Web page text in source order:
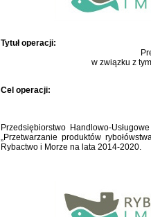
Tytuł operacji:
w związku z
Cel operacji:
Przedsiębiorstwo Handlowo-
„Przetwarzanie produktów
Rybactwo i Morze na lata 2014-2020.